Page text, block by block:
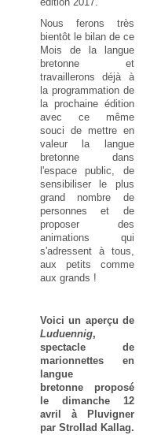
Nous ferons très
bientôt le bilan de ce
Mois de la langue
bretonne et
travaillerons déjà à
la programmation de
la prochaine édition
avec ce même
souci de mettre en
valeur la langue
bretonne dans
l'espace public, de
sensibiliser le plus
grand nombre de
personnes et de
proposer des
animations qui
s'adressent à tous,
aux petits comme
aux grands !
Voici un aperçu de
Luduennig,
spectacle de
marionnettes en
langue
bretonne proposé
le dimanche 12
avril à Pluvigner
par Strollad Kallag.